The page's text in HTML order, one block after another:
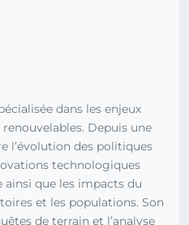
dans les enjeux
Depuis une
l’évolution des politiques
technologiques
ainsi que les impacts du
et les populations. Son
de terrain et l’analyse